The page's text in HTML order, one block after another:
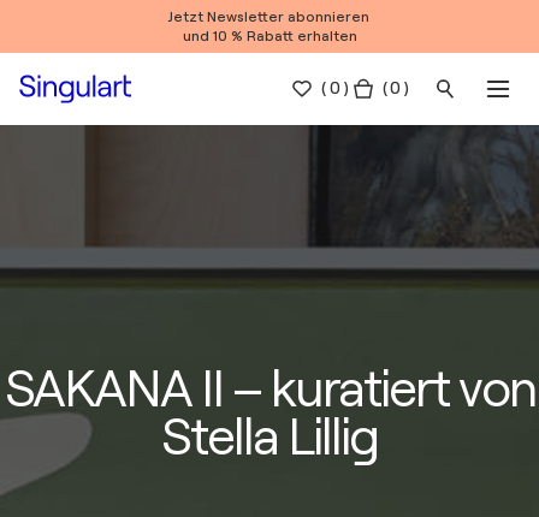
Jetzt Newsletter abonnieren
und 10 % Rabatt erhalten
(0 ) ( 0 )
SAKANA II – kuratiert von
Stella Lillig